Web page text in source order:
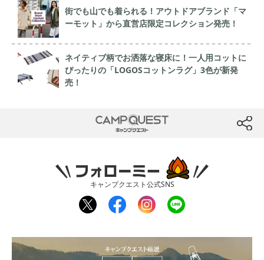
街でも山でも着られる！アウトドアブランド「マ
ーモット」から直営店限定コレクション発売！
ネイティブ柄でお洒落な寝床に！一人用コットに
ぴったりの「LOGOSコットンラグ」3色が新発
売！
btn
CAMP QUEST
キャンプクエスト公式SNS
twit
ter
fac
ebo
inst
agr
line